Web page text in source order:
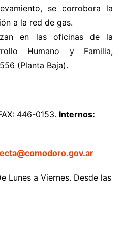
se corrobora la
a la red de gas.
en las oficinas de la
Humano y Familia,
(Planta Baja).
446-0153. Internos:
Lunes a Viernes. Desde las